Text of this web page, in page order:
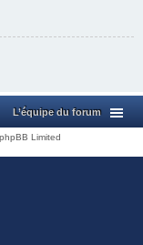
L’équipe du forum
Limited